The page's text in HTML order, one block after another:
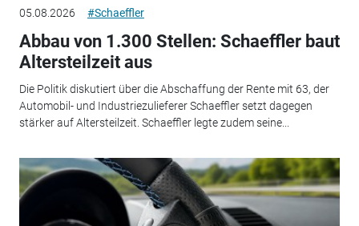
05.08.2026 #Schaeffler
Abbau von 1.300 Stellen: Schaeffler baut
Altersteilzeit aus
Die Politik diskutiert über die Abschaffung der Rente mit 63, der
Automobil- und Industriezulieferer Schaeffler setzt dagegen
stärker auf Altersteilzeit. Schaeffler legte zudem seine...